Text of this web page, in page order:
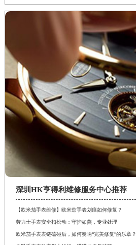
深圳HK亨得利维修服务中心推荐
【欧米茄手表维修】欧米茄手表划痕如何修复？
劳力士手表安全扣松动：守护如燕，专业处理
欧米茄手表表链磕碰后，如何奏响“完美修复”的乐章？